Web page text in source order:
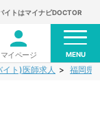
イトはマイナビDOCTOR
マイページ MENU
ト)医師求人 福岡県